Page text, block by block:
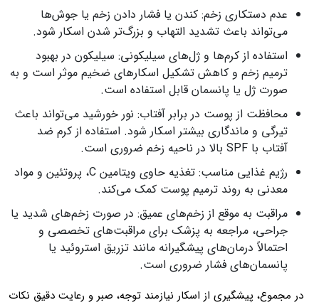
عدم دستکاری زخم: کندن یا فشار دادن زخم یا جوش‌ها
می‌تواند باعث تشدید التهاب و بزرگ‌تر شدن اسکار شود.
استفاده از کرم‌ها و ژل‌های سیلیکونی: سیلیکون در بهبود
ترمیم زخم و کاهش تشکیل اسکارهای ضخیم موثر است و به
صورت ژل یا پانسمان قابل استفاده است.
محافظت از پوست در برابر آفتاب: نور خورشید می‌تواند باعث
تیرگی و ماندگاری بیشتر اسکار شود. استفاده از کرم ضد
آفتاب با SPF بالا در ناحیه زخم ضروری است.
رژیم غذایی مناسب: تغذیه حاوی ویتامین C، پروتئین و مواد
معدنی به روند ترمیم پوست کمک می‌کند.
مراقبت به موقع از زخم‌های عمیق: در صورت زخم‌های شدید یا
جراحی، مراجعه به پزشک برای مراقبت‌های تخصصی و
احتمالاً درمان‌های پیشگیرانه مانند تزریق استروئید یا
پانسمان‌های فشار ضروری است.
در مجموع، پیشگیری از اسکار نیازمند توجه، صبر و رعایت دقیق نکات